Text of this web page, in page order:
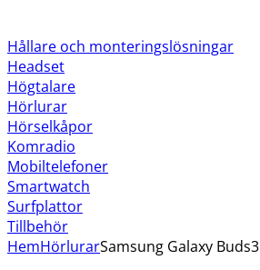
Hållare och monteringslösningar
Headset
Högtalare
Hörlurar
Hörselkåpor
Komradio
Mobiltelefoner
Smartwatch
Surfplattor
Tillbehör
HemHörlurarSamsung Galaxy Buds3